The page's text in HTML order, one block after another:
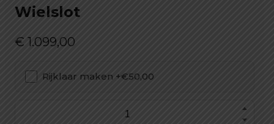
Wielslot
€ 1.099,00
Rijklaar maken +€50,00